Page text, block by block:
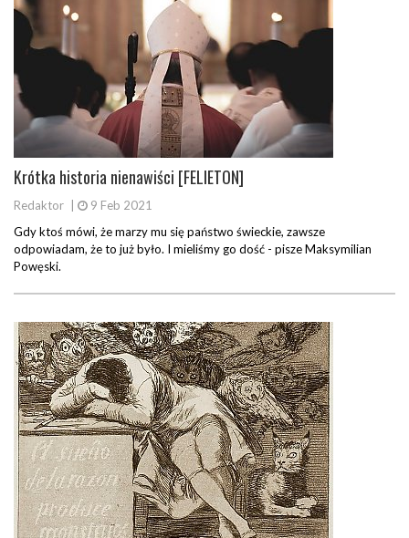
Krótka historia nienawiści [FELIETON]
Redaktor
9 Feb 2021
Gdy ktoś mówi, że marzy mu się państwo świeckie, zawsze
odpowiadam, że to już było. I mieliśmy go dość - pisze Maksymilian
Powęski.